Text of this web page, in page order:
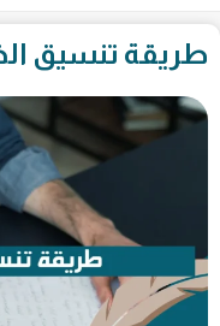
طريقة تنسيق